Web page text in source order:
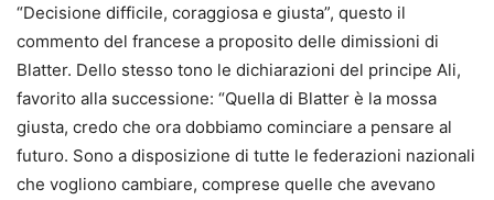
“Decisione difficile, coraggiosa e giusta”, questo il
commento del francese a proposito delle dimissioni di
Blatter. Dello stesso tono le dichiarazioni del principe Ali,
favorito alla successione: “Quella di Blatter è la mossa
giusta, credo che ora dobbiamo cominciare a pensare al
futuro. Sono a disposizione di tutte le federazioni nazionali
che vogliono cambiare, comprese quelle che avevano